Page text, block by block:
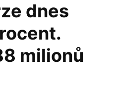
dnes
milionů